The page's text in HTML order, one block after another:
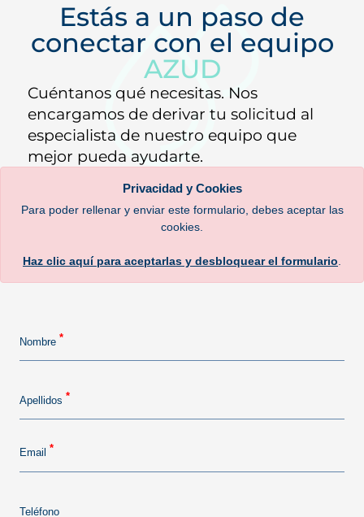
Estás a un paso de
conectar con el equipo
AZUD
Cuéntanos qué necesitas. Nos
encargamos de derivar tu solicitud al
especialista de nuestro equipo que
mejor pueda ayudarte.